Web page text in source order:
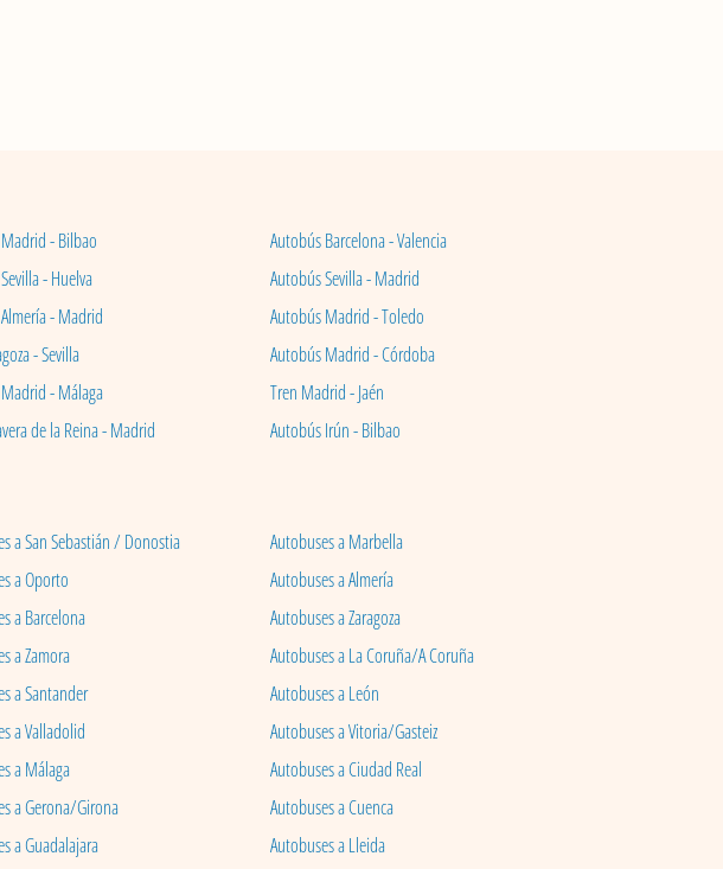
- Bilbao
Autobús Barcelona - Valencia
- Huelva
Autobús Sevilla - Madrid
- Madrid
Autobús Madrid - Toledo
- Sevilla
Autobús Madrid - Córdoba
- Málaga
Tren Madrid - Jaén
de la Reina - Madrid Autobús Irún - Bilbao
a San Sebastián / Donostia
Autobuses a Marbella
a Oporto
Autobuses a Almería
a Barcelona
Autobuses a Zaragoza
a Zamora
Autobuses a La Coruña/A Coruña
a Santander
Autobuses a León
a Valladolid
Autobuses a Vitoria/Gasteiz
a Málaga
Autobuses a Ciudad Real
a Gerona/Girona
Autobuses a Cuenca
a Guadalajara
Autobuses a Lleida